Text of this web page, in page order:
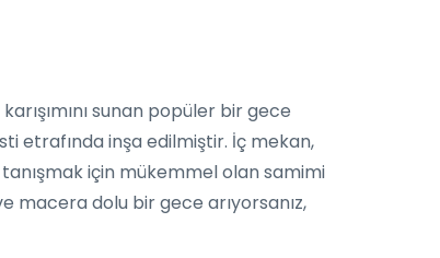
sunan popüler bir gece
etrafında inşa edilmiştir. İç mekan,
için mükemmel olan samimi
dolu bir gece arıyorsanız,